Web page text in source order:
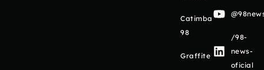
Catimba
98
Graffite
/98-
news-
oficial